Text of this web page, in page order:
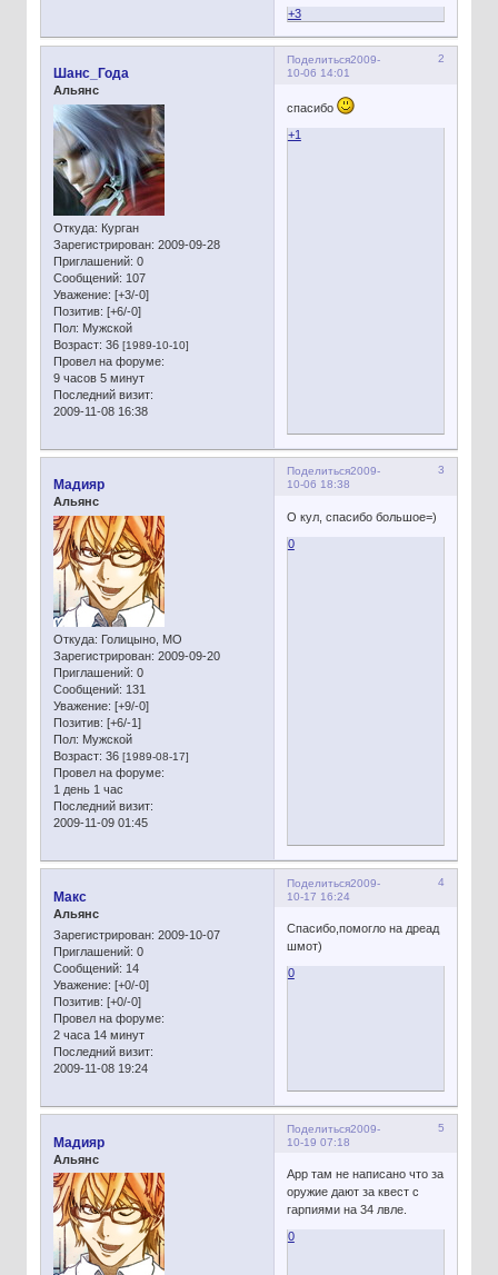
+3
Поделиться 2
2009-
10-06 14:01
Шанс_Года
Альянс
Откуда: Курган
Зарегистрирован: 2009-09-28
Приглашений: 0
Сообщений: 107
Уважение: [+3/-0]
Позитив: [+6/-0]
Пол: Мужской
Возраст: 36 [1989-10-10]
Провел на форуме:
9 часов 5 минут
Последний визит:
2009-11-08 16:38
спасибо
+1
Поделиться 3
2009-
10-06 18:38
Мадияр
Альянс
Откуда: Голицыно, МО
Зарегистрирован: 2009-09-20
Приглашений: 0
Сообщений: 131
Уважение: [+9/-0]
Позитив: [+6/-1]
Пол: Мужской
Возраст: 36 [1989-08-17]
Провел на форуме:
1 день 1 час
Последний визит:
2009-11-09 01:45
О кул, спасибо большое=)
0
Поделиться 4
2009-
10-17 16:24
Макс
Альянс
Зарегистрирован: 2009-10-07
Приглашений: 0
Сообщений: 14
Уважение: [+0/-0]
Позитив: [+0/-0]
Провел на форуме:
2 часа 14 минут
Последний визит:
2009-11-08 19:24
Спасибо,помогло на дреад
шмот)
0
Поделиться 5
2009-
10-19 07:18
Мадияр
Альянс
Арр там не написано что за
оружие дают за квест с
гарпиями на 34 лвле.
0